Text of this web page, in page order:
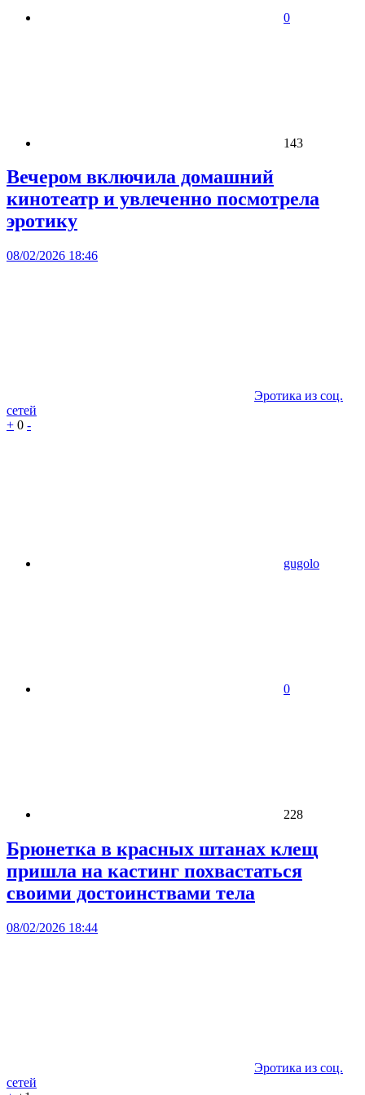
0
143
Вечером включила домашний
кинотеатр и увлеченно посмотрела
эротику
08/02/2026 18:46
Эротика из соц.
сетей
+ 0 -
gugolo
0
228
Брюнетка в красных штанах клещ
пришла на кастинг похвастаться
своими достоинствами тела
08/02/2026 18:44
Эротика из соц.
сетей